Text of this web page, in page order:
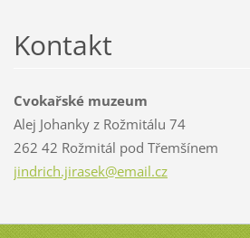
Kontakt
Cvokařské muzeum
Alej Johanky z Rožmitálu 74
262 42 Rožmitál pod Třemšínem
jindrich.jirasek@email.cz